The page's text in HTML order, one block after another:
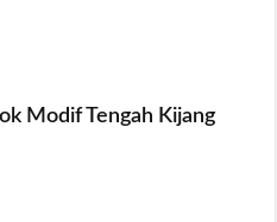
Modif Tengah Kijang